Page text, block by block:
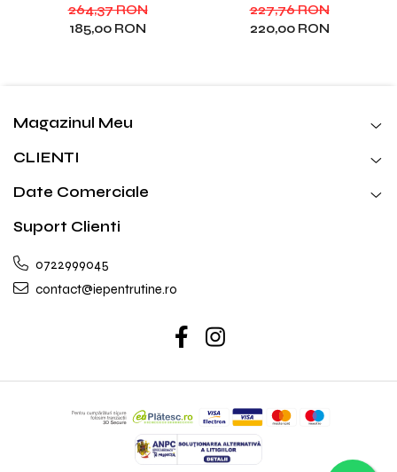
264,37 RON
185,00 RON
227,76 RON
220,00 RON
Magazinul Meu
CLIENTI
Date Comerciale
Suport Clienti
0722999045
contact@iepentrutine.ro